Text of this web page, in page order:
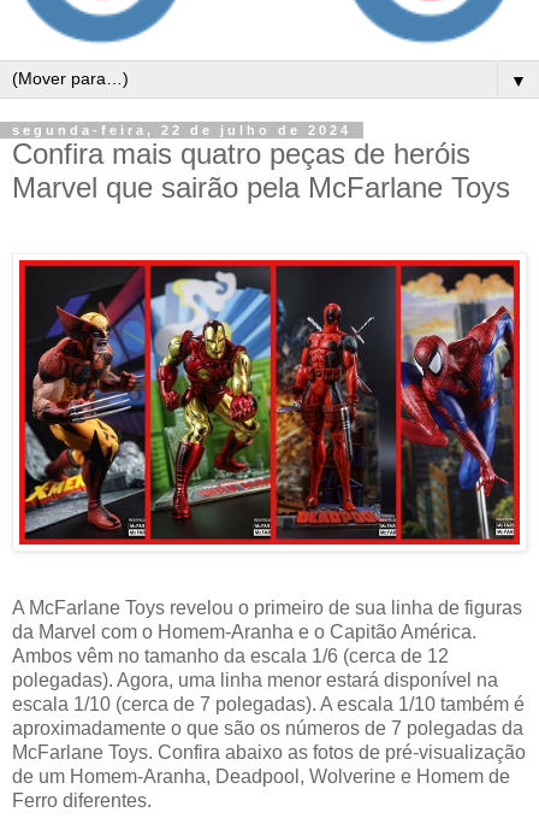
▼
segunda-feira, 22 de julho de 2024
Confira mais quatro peças de heróis
Marvel que sairão pela McFarlane Toys
A McFarlane Toys revelou o primeiro de sua linha de figuras
da Marvel com o Homem-Aranha e o Capitão América.
Ambos vêm no tamanho da escala 1/6 (cerca de 12
polegadas). Agora, uma linha menor estará disponível na
escala 1/10 (cerca de 7 polegadas). A escala 1/10 também é
aproximadamente o que são os números de 7 polegadas da
McFarlane Toys. Confira abaixo as fotos de pré-visualização
de um Homem-Aranha, Deadpool, Wolverine e Homem de
Ferro diferentes.